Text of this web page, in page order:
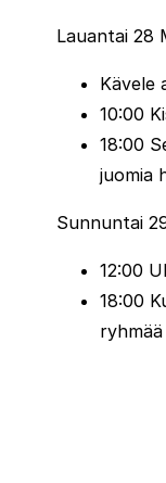
Lauantai 28
Kävele
10:00
18:00
juomia
Sunnuntai
12:00
18:00